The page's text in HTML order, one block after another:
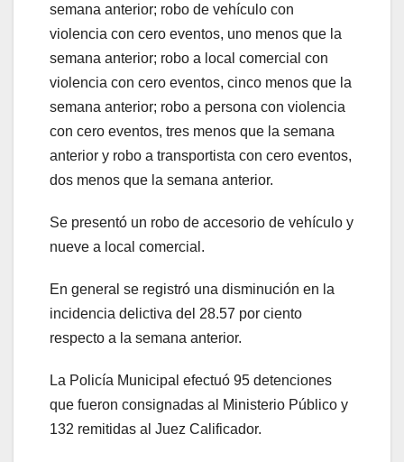
semana anterior; robo de vehículo con
violencia con cero eventos, uno menos que la
semana anterior; robo a local comercial con
violencia con cero eventos, cinco menos que la
semana anterior; robo a persona con violencia
con cero eventos, tres menos que la semana
anterior y robo a transportista con cero eventos,
dos menos que la semana anterior.
Se presentó un robo de accesorio de vehículo y
nueve a local comercial.
En general se registró una disminución en la
incidencia delictiva del 28.57 por ciento
respecto a la semana anterior.
La Policía Municipal efectuó 95 detenciones
que fueron consignadas al Ministerio Público y
132 remitidas al Juez Calificador.